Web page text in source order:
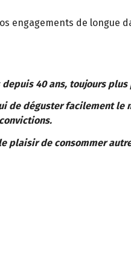
engagements de longue
40 ans, toujours plus
de déguster facilement
plaisir de consommer